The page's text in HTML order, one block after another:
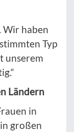
Wir haben
Typ
unserem
Ländern
in
großen